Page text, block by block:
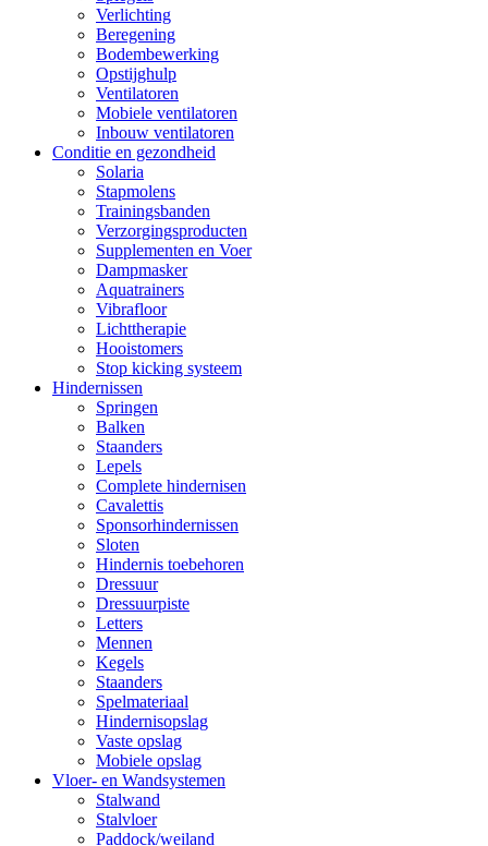
Verlichting
Beregening
Bodembewerking
Opstijghulp
Ventilatoren
Mobiele ventilatoren
Inbouw ventilatoren
Conditie en gezondheid
Solaria
Stapmolens
Trainingsbanden
Verzorgingsproducten
Supplementen en Voer
Dampmasker
Aquatrainers
Vibrafloor
Lichttherapie
Hooistomers
Stop kicking systeem
Hindernissen
Springen
Balken
Staanders
Lepels
Complete hindernisen
Cavalettis
Sponsorhindernissen
Sloten
Hindernis toebehoren
Dressuur
Dressuurpiste
Letters
Mennen
Kegels
Staanders
Spelmateriaal
Hindernisopslag
Vaste opslag
Mobiele opslag
Vloer- en Wandsystemen
Stalwand
Stalvloer
Paddock/weiland